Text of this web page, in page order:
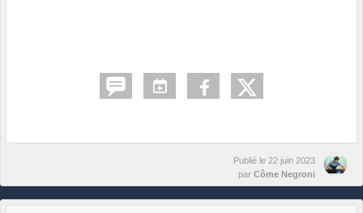
Publié le 22 juin 2023
par Côme Negroni